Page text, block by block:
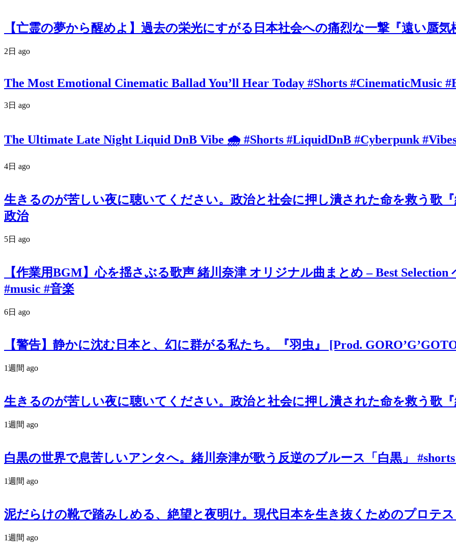
【亡霊の夢から醒めよ】過去の栄光にすがる日本社会への痛烈な一撃『遠い蜃気
2日 ago
The Most Emotional Cinematic Ballad You’ll Hear Today #Shorts #CinematicMusic
3日 ago
The Ultimate Late Night Liquid DnB Vibe 🌧️ #Shorts #LiquidDnB #Cyberpunk
4日 ago
生きるのが苦しい夜に聴いてください。政治と社会に押し潰された命を救う歌
政治
5日 ago
【作業用BGM】心を揺さぶる歌声 緒川奈津 オリジナル曲まとめ – Best
#music #音楽
6日 ago
【警告】静かに沈む日本と、幻に群がる私たち。『羽虫』 [Prod.
1週間 ago
生きるのが苦しい夜に聴いてください。政治と社会に押し潰された命を救う歌
1週間 ago
白黒の世界で息苦しいアンタへ。緒川奈津が歌う反逆のブルース「白黒」
1週間 ago
泥だらけの靴で踏みしめる、絶望と夜明け。現代日本を生き抜くためのプロテ
1週間 ago